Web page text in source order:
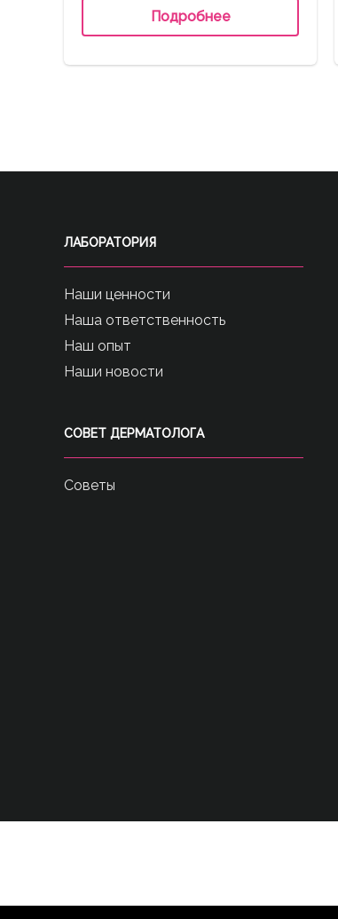
Подробнее
ЛАБОРАТОРИЯ
Наши ценности
Наша ответственность
Наш опыт
Наши новости
СОВЕТ ДЕРМАТОЛОГА
Советы